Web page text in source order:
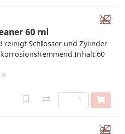
60 ml
reinigt Schlösser und Zylinder
Inhalt 60